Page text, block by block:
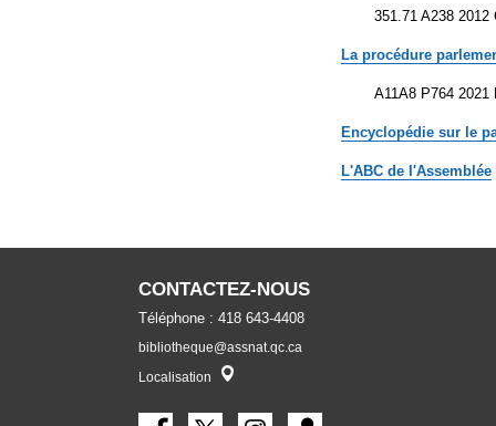
351.71 A238 2012
La procédure
A11A8 P764 2021
Encyclopédie sur le
L'ABC de l'Assemblée
CONTACTEZ-NOUS
Téléphone : 418 643-4408
bibliotheque@assnat.qc.ca
Localisation